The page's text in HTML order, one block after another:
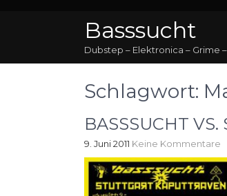
Basssucht
Dubstep – Elektronica – Grime
Schlagwort:
BASSSUCHT
9. Juni 2011 Keine Kommentare